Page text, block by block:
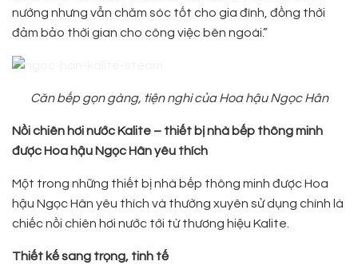
nướng nhưng vẫn chăm sóc tốt cho gia đình, đồng thời
đảm bảo thời gian cho công việc bên ngoài.”
Căn bếp gọn gàng, tiện nghi của Hoa hậu Ngọc Hân
Nồi chiên hơi nước Kalite – thiết bị nhà bếp thông minh
được Hoa hậu Ngọc Hân yêu thích
Một trong những thiết bị nhà bếp thông minh được Hoa
hậu Ngọc Hân yêu thích và thường xuyên sử dụng chính là
chiếc nồi chiên hơi nước tới từ thương hiệu Kalite.
Thiết kế sang trọng, tinh tế